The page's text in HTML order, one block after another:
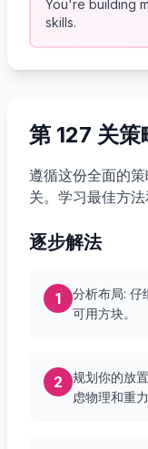
You're building
skills.
第 127 关策
遵循这份全面的
关。学习最佳方法
逐步解法
1
分析布局: 仔
可用方块。
2
规划你的放
虑物理和重力